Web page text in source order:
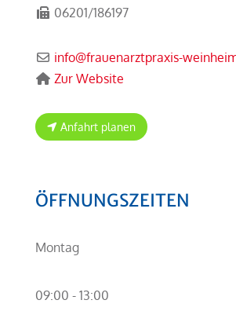
06201/186197
info@frauenarztpraxis-
Zur Website
Anfahrt planen
ÖFFNUNGSZEITEN
Montag
09:00 - 13:00